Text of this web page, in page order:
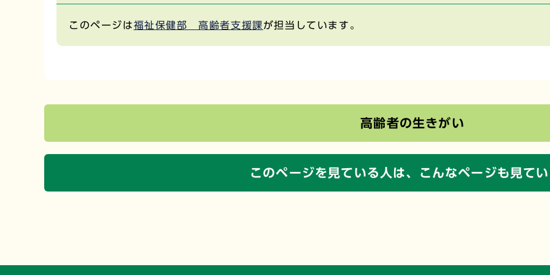
このページは福祉保健部 高齢者支援課が担当しています。
高齢者の生きがい
このページを見ている人は、 こんなページも見て